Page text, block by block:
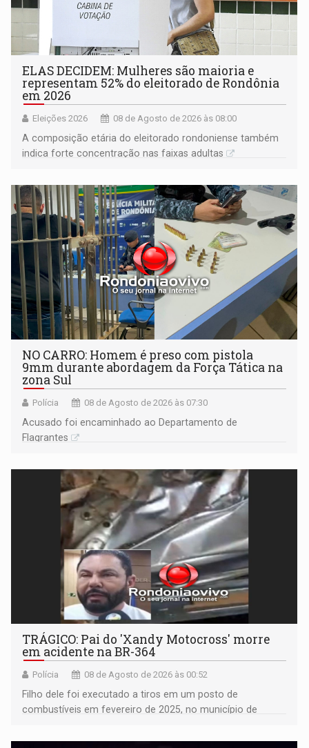
ELAS DECIDEM: Mulheres são maioria e
representam 52% do eleitorado de Rondônia
em 2026
Eleições 2026 08 de Agosto de 2026 às 08:00
A composição etária do eleitorado rondoniense também
indica forte concentração nas faixas adultas
NO CARRO: Homem é preso com pistola
9mm durante abordagem da Força Tática na
zona Sul
Polícia 08 de Agosto de 2026 às 07:30
Acusado foi encaminhado ao Departamento de
Flagrantes
TRÁGICO: Pai do 'Xandy Motocross' morre
em acidente na BR-364
Polícia 08 de Agosto de 2026 às 00:52
Filho dele foi executado a tiros em um posto de
combustíveis em fevereiro de 2025, no município de